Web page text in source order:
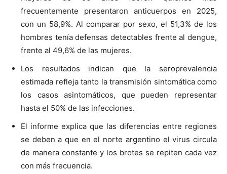
frecuentemente presentaron anticuerpos en 2025,
con un 58,9%. Al comparar por sexo, el 51,3% de los
hombres tenía defensas detectables frente al dengue,
frente al 49,6% de las mujeres.
Los resultados indican que la seroprevalencia
estimada refleja tanto la transmisión sintomática como
los casos asintomáticos, que pueden representar
hasta el 50% de las infecciones.
El informe explica que las diferencias entre regiones
se deben a que en el norte argentino el virus circula
de manera constante y los brotes se repiten cada vez
con más frecuencia.